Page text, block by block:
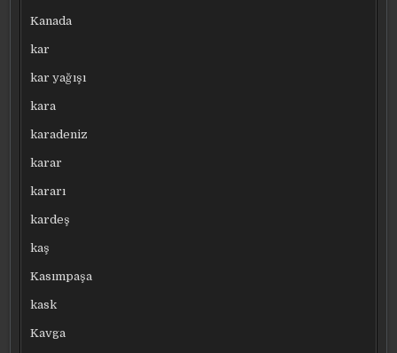
Kanada
kar
kar yağışı
kara
karadeniz
karar
kararı
kardeş
kaş
Kasımpaşa
kask
Kavga